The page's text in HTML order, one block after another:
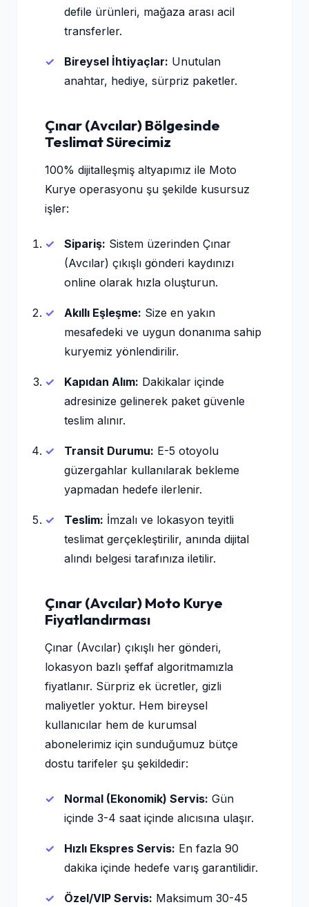
defile ürünleri, mağaza arası acil
transferler.
Bireysel İhtiyaçlar: Unutulan
anahtar, hediye, sürpriz paketler.
Çınar (Avcılar) Bölgesinde
Teslimat Sürecimiz
100% dijitalleşmiş altyapımız ile Moto
Kurye operasyonu şu şekilde kusursuz
işler:
Sipariş: Sistem üzerinden Çınar
(Avcılar) çıkışlı gönderi kaydınızı
online olarak hızla oluşturun.
Akıllı Eşleşme: Size en yakın
mesafedeki ve uygun donanıma sahip
kuryemiz yönlendirilir.
Kapıdan Alım: Dakikalar içinde
adresinize gelinerek paket güvenle
teslim alınır.
Transit Durumu: E-5 otoyolu
güzergahlar kullanılarak bekleme
yapmadan hedefe ilerlenir.
Teslim: İmzalı ve lokasyon teyitli
teslimat gerçekleştirilir, anında dijital
alındı belgesi tarafınıza iletilir.
Çınar (Avcılar) Moto Kurye
Fiyatlandırması
Çınar (Avcılar) çıkışlı her gönderi,
lokasyon bazlı şeffaf algoritmamızla
fiyatlanır. Sürpriz ek ücretler, gizli
maliyetler yoktur. Hem bireysel
kullanıcılar hem de kurumsal
abonelerimiz için sunduğumuz bütçe
dostu tarifeler şu şekildedir:
Normal (Ekonomik) Servis: Gün
içinde 3-4 saat içinde alıcısına ulaşır.
Hızlı Ekspres Servis: En fazla 90
dakika içinde hedefe varış garantilidir.
Özel/VIP Servis: Maksimum 30-45